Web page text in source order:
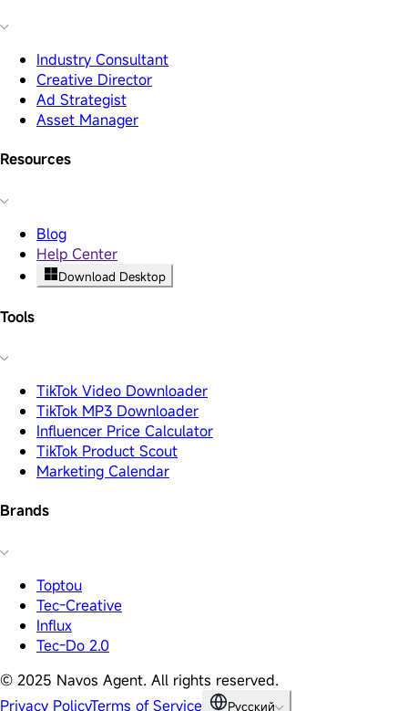
Industry Consultant
Creative Director
Ad Strategist
Asset Manager
Resources
Blog
Help Center
Download Desktop
Tools
TikTok Video Downloader
TikTok MP3 Downloader
Influencer Price Calculator
TikTok Product Scout
Marketing Calendar
Brands
Toptou
Tec-Creative
Influx
Tec-Do 2.0
© 2025 Navos Agent. All rights reserved.
Privacy PolicyTerms of Service Русский